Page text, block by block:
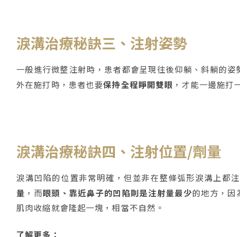
淚溝治療秘訣三、注射姿勢
一般進行微整注射時，患者都會呈現往後仰躺、斜躺的姿
外在施打時，患者也要保持全程睜開雙眼 ，才能一邊施打
淚溝治療秘訣四、注射位置/劑量
淚溝凹陷的位置非常明確，但並非在整條弧形淚溝上都
量 ，而眼頭、靠近鼻子的凹陷則是注射量最少的地方，因
肌肉收縮就會隆起一塊，相當不自然。
了解更多：